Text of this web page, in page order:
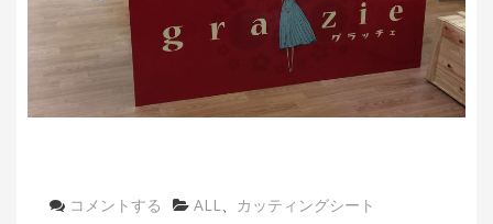
コメントする
カ
ALL カッティングシート